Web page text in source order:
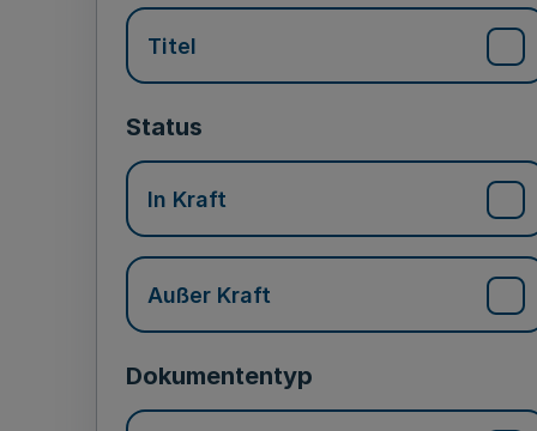
Titel
Status
In Kraft
Außer Kraft
Dokumententyp